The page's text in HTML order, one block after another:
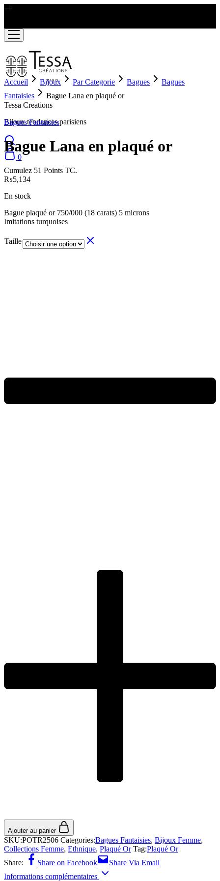
Tessa Creations
Bijoux tendances parisiens
0
Accueil Bijoux Par Categorie Bagues
Bagues
Fantaisies
Bague Lana en plaqué or
Bagues Fantaisies
Bague Lana en plaqué or
Cumulez 51 Points TC.
₨5,134
En stock
Bague plaqué or 750/000 (18 carats) 5 microns
Imitations turquoises
Taille
Ajouter au panier
SKU:POTR2506 Categories:Bagues Fantaisies, Bijoux Femme,
Collections Femme, Ethnique, Plaqué Or Tag:Plaqué Or
Share:
Share on Facebook
Share Via Email
Informations complémentaires